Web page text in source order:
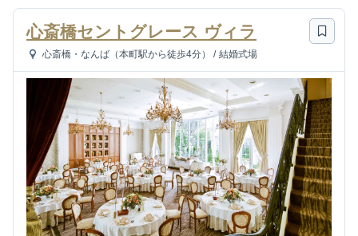
心斎橋セントグレース ヴィラ
心斎橋・なんば（本町駅から徒歩4分） / 結婚式場